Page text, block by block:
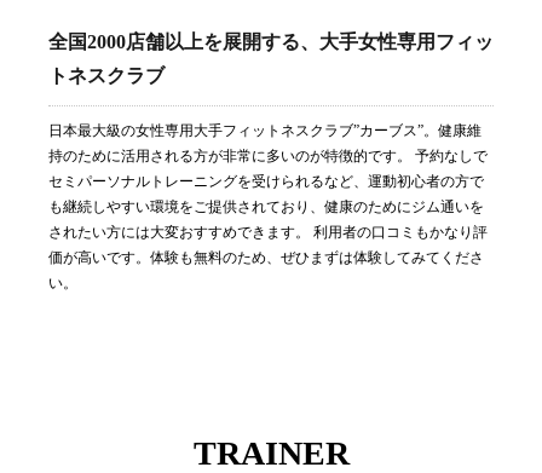
全国2000店舗以上を展開する、大手女性専用フィッ
トネスクラブ
日本最大級の女性専用大手フィットネスクラブ”カーブス”。健康維
持のために活用される方が非常に多いのが特徴的です。 予約なしで
セミパーソナルトレーニングを受けられるなど、運動初心者の方で
も継続しやすい環境をご提供されており、健康のためにジム通いを
されたい方には大変おすすめできます。 利用者の口コミもかなり評
価が高いです。体験も無料のため、ぜひまずは体験してみてくださ
い。
TRAINER